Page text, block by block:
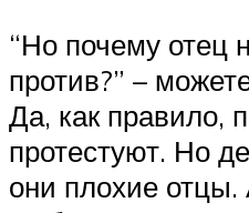
“Но почему отец
против?” –
Да, как правило,
протестуют. Но
они плохие отцы.